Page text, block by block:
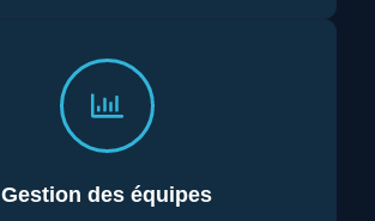
Gestion des équipes